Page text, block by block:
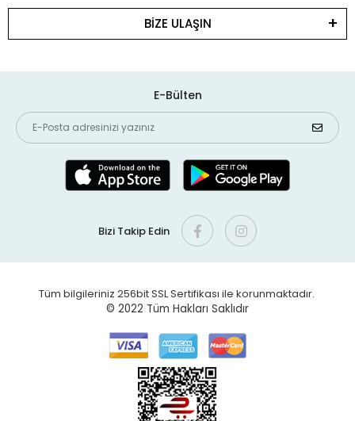
BİZE ULAŞIN
E-Bülten
Bizi Takip Edin
Tüm bilgileriniz 256bit SSL Sertifikası ile korunmaktadır.
© 2022 Tüm Hakları Saklıdır